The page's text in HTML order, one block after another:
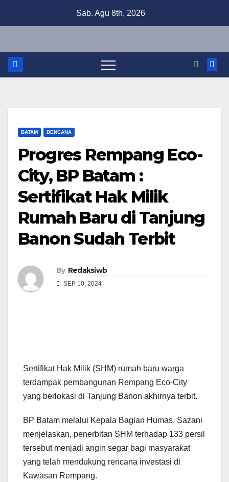
Sab. Agu 8th, 2026
BATAM BENCANA
Progres Rempang Eco-
City, BP Batam :
Sertifikat Hak Milik
Rumah Baru di Tanjung
Banon Sudah Terbit
By Redaksiwb
SEP 10, 2024
Sertifikat Hak Milik (SHM) rumah baru warga
terdampak pembangunan Rempang Eco-City
yang berlokasi di Tanjung Banon akhirnya terbit.
BP Batam melalui Kepala Bagian Humas, Sazani
menjelaskan, penerbitan SHM terhadap 133 persil
tersebut menjadi angin segar bagi masyarakat
yang telah mendukung rencana investasi di
Kawasan Rempang.